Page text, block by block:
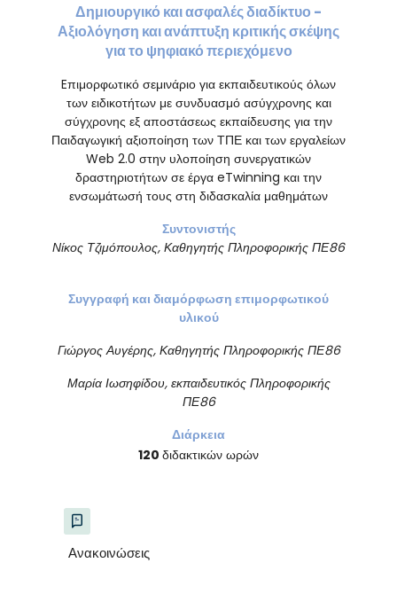
Δημιουργικό και ασφαλές διαδίκτυο -
Αξιολόγηση και ανάπτυξη κριτικής σκέψης
για το ψηφιακό περιεχόμενο
Eπιμορφωτικό σεμινάριο για εκπαιδευτικούς όλων
των ειδικοτήτων με συνδυασμό ασύγχρονης και
σύγχρονης εξ αποστάσεως εκπαίδευσης για την
Παιδαγωγική αξιοποίηση των ΤΠΕ και των εργαλείων
Web 2.0 στην υλοποίηση συνεργατικών
δραστηριοτήτων σε έργα eTwinning και την
ενσωμάτωσή τους στη διδασκαλία μαθημάτων
Συντονιστής
Νίκος Τζιμόπουλος, Καθηγητής Πληροφορικής ΠΕ86
Συγγραφή και διαμόρφωση επιμορφωτικού
υλικού
Γιώργος Αυγέρης, Καθηγητής Πληροφορικής ΠΕ86
Μαρία Ιωσηφίδου, εκπαιδευτικόςΠληροφορικής
ΠΕ86
Διάρκεια
120 διδακτικών ωρών
Ανακοινώσεις